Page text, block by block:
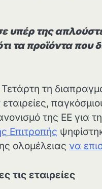
υπέρ της
τα προϊόντα που
τη
της ΕΕ για
Επιτροπής
ολομέλειας να
τις εταιρείες